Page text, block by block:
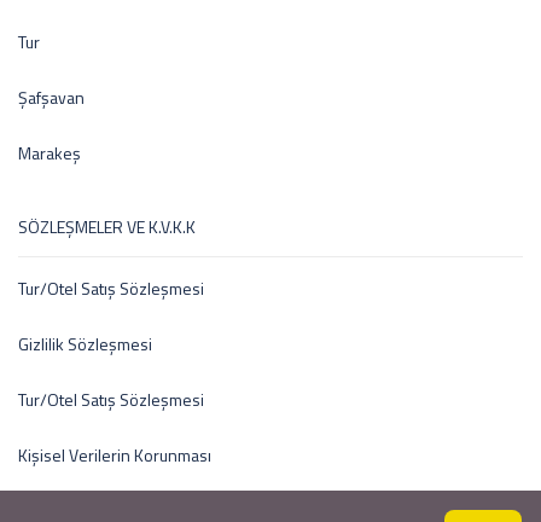
Tur
Şafşavan
Marakeş
SÖZLEŞMELER VE K.V.K.K
Tur/Otel Satış Sözleşmesi
Gizlilik Sözleşmesi
Tur/Otel Satış Sözleşmesi
Kişisel Verilerin Korunması